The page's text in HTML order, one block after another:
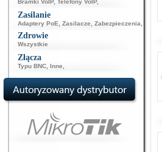
Bramki VoIP, Telefony VoIP,
Zasilanie
Adaptery PoE Zasilacze Zabezpieczenia
Zdrowie
Wszystkie
Złącza
Typu BNC Inne